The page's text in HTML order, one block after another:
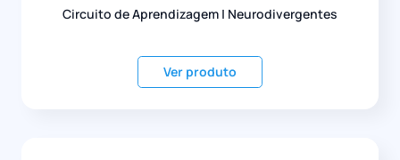
Circuito de Aprendizagem | Neurodivergentes
Ver produto